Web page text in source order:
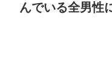
んでいる全男性